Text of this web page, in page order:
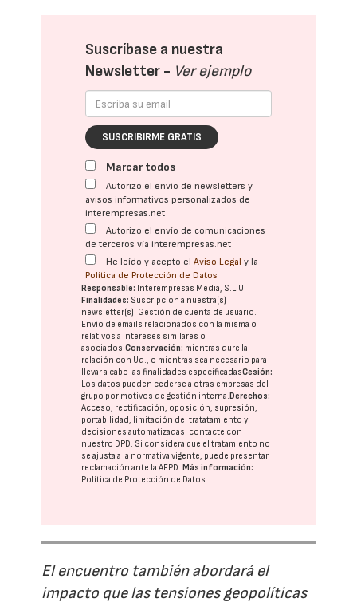
Suscríbase a nuestra
Newsletter - Ver ejemplo
SUSCRIBIRME GRATIS
Marcar todos
Autorizo el envío de newsletters y
avisos informativos personalizados de
interempresas.net
Autorizo el envío de comunicaciones
de terceros vía interempresas.net
He leído y acepto elAviso Legal y la
Política de Protección de Datos
Responsable: Interempresas Media, S.L.U.
Finalidades: Suscripción a nuestra(s)
newsletter(s). Gestión de cuenta de usuario.
Envío de emails relacionados con la misma o
relativos a intereses similares o
asociados.Conservación: mientras dure la
relación con Ud., o mientras sea necesario para
llevar a cabo las finalidades especificadasCesión:
Los datos pueden cederse a otras empresas del
grupo por motivos de gestión interna. Derechos:
Acceso, rectificación, oposición, supresión,
portabilidad, limitación del tratatamiento y
decisiones automatizadas: contacte con
nuestro DPD. Si considera que el tratamiento no
se ajusta a la normativa vigente, puede presentar
reclamación ante laAEPD. Más información:
Política de Protección de Datos
El encuentro también abordará el
impacto que las tensiones geopolíticas